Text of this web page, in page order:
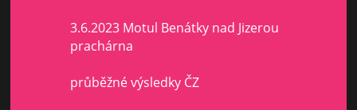
3.6.2023 Motul Benátky nad Jizerou
prachárna
průběžné výsledky ČZ